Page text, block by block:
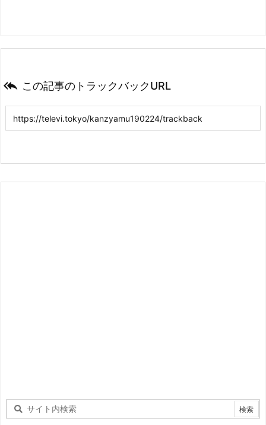
 この記事のトラックバックURL